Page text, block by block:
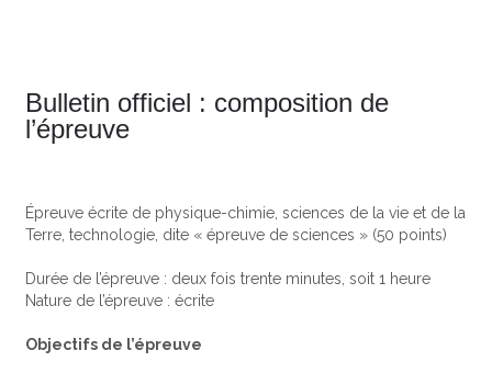
Bulletin officiel : composition de
l’épreuve
Épreuve écrite de physique-chimie, sciences de la vie et de la
Terre, technologie, dite « épreuve de sciences » (50 points)
Durée de l’épreuve : deux fois trente minutes, soit 1 heure
Nature de l’épreuve : écrite
Objectifs de l’épreuve